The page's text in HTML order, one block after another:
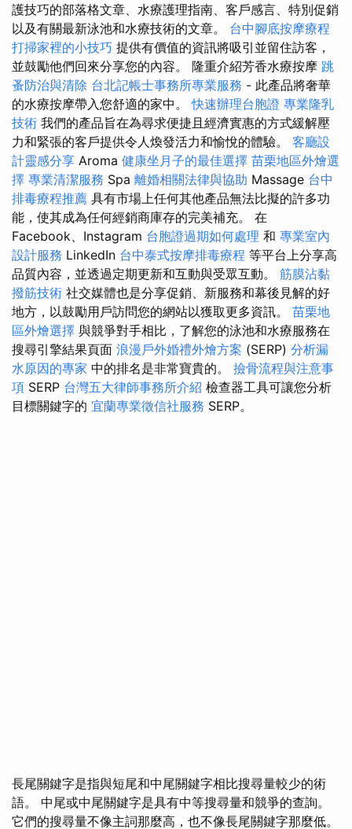
護技巧的部落格文章、水療護理指南、客戶感言、特別促銷
以及有關最新泳池和水療技術的文章。 台中腳底按摩療程
打掃家裡的小技巧 提供有價值的資訊將吸引並留住訪客，
並鼓勵他們回來分享您的內容。 隆重介紹芳香水療按摩 跳
蚤防治與清除 台北記帳士事務所專業服務 - 此產品將奢華
的水療按摩帶入您舒適的家中。快速辦理台胞證 專業隆乳
技術 我們的產品旨在為尋求便捷且經濟實惠的方式緩解壓
力和緊張的客戶提供令人煥發活力和愉悅的體驗。 客廳設
計靈感分享 Aroma 健康坐月子的最佳選擇 苗栗地區外燴選
擇 專業清潔服務 Spa 離婚相關法律與協助 Massage 台中
排毒療程推薦 具有市場上任何其他產品無法比擬的許多功
能，使其成為任何經銷商庫存的完美補充。 在
Facebook、Instagram 台胞證過期如何處理 和 專業室內
設計服務 LinkedIn 台中泰式按摩排毒療程 等平台上分享高
品質內容，並透過定期更新和互動與受眾互動。 筋膜沾黏
撥筋技術 社交媒體也是分享促銷、新服務和幕後見解的好
地方，以鼓勵用戶訪問您的網站以獲取更多資訊。 苗栗地
區外燴選擇 與競爭對手相比，了解您的泳池和水療服務在
搜尋引擎結果頁面 浪漫戶外婚禮外燴方案 (SERP) 分析漏
水原因的專家 中的排名是非常寶貴的。 撿骨流程與注意事
項 SERP 台灣五大律師事務所介紹 檢查器工具可讓您分析
目標關鍵字的 宜蘭專業徵信社服務 SERP。
長尾關鍵字是指與短尾和中尾關鍵字相比搜尋量較少的術
語。 中尾或中尾關鍵字是具有中等搜尋量和競爭的查詢。
它們的搜尋量不像主詞那麼高，也不像長尾關鍵字那麼低。